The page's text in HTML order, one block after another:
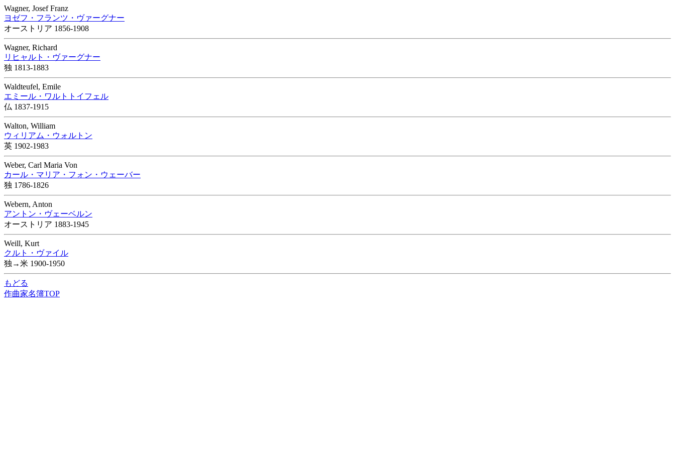
Wagner, Josef Franz
ヨゼフ・フランツ・ヴァーグナー
オーストリア 1856-1908
Wagner, Richard
リヒャルト・ヴァーグナー
独 1813-1883
Waldteufel, Emile
エミール・ワルトトイフェル
仏 1837-1915
Walton, William
ウィリアム・ウォルトン
英 1902-1983
Weber, Carl Maria Von
カール・マリア・フォン・ウェーバー
独 1786-1826
Webern, Anton
アントン・ヴェーベルン
オーストリア 1883-1945
Weill, Kurt
クルト・ヴァイル
独→米 1900-1950
もどる
作曲家名簿TOP